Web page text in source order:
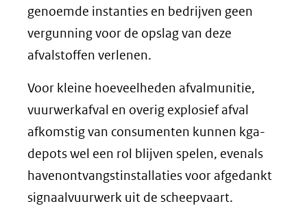
genoemde instanties en bedrijven geen
vergunning voor de opslag van deze
afvalstoffen verlenen.
Voor kleine hoeveelheden afvalmunitie,
vuurwerkafval en overig explosief afval
afkomstig van consumenten kunnen kga-
depots wel een rol blijven spelen, evenals
havenontvangstinstallaties voor afgedankt
signaalvuurwerk uit de scheepvaart.